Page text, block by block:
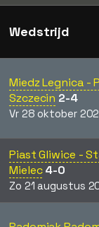
Wedstrijd
Miedz Legnica -
Szczecin 2-4
Vr 28 oktober
Piast Gliwice -
Mielec 4-0
Zo 21 augustus